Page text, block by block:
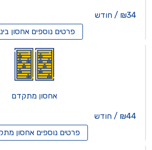
₪34 / חודש
פרטים נוספיםאחסון בינוני
אחסון מתקדם
₪44 / חודש
פרטים נוספיםאחסון מתקדם